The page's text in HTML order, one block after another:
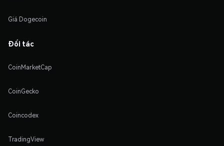
Giá Dogecoin
Đối tác
CoinMarketCap
CoinGecko
Coincodex
TradingView